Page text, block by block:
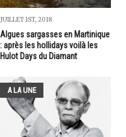
JUILLET 1ST, 2018
Algues sargasses en Martinique
: après les hollidays voilà les
Hulot Days du Diamant
A LA UNE